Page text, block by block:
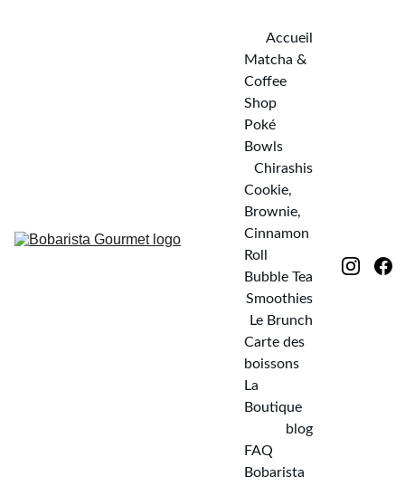
Accueil
Matcha &
Coffee
Shop
Poké
Bowls
Chirashis
Cookie,
Brownie,
Cinnamon
Roll
Bubble Tea
Smoothies
Le Brunch
Carte des
boissons
La
Boutique
blog
FAQ
Bobarista